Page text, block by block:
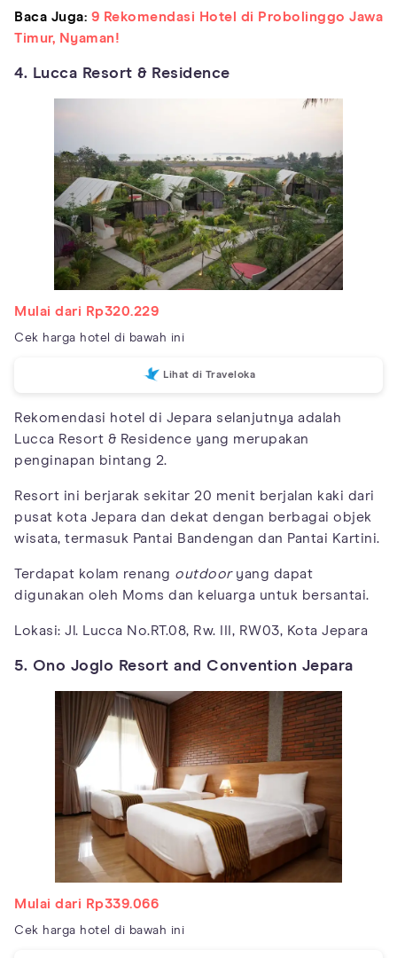
Baca Juga: 9 Rekomendasi Hotel di Probolinggo Jawa
Timur, Nyaman!
4. Lucca Resort & Residence
Mulai dari Rp320.229
Cek harga hotel di bawah ini
Lihat di Traveloka
Rekomendasi hotel di Jepara selanjutnya adalah
Lucca Resort & Residence yang merupakan
penginapan bintang 2.
Resort ini berjarak sekitar 20 menit berjalan kaki dari
pusat kota Jepara dan dekat dengan berbagai objek
wisata, termasuk Pantai Bandengan dan Pantai Kartini.
Terdapat kolam renang outdooryang dapat
digunakan oleh Moms dan keluarga untuk bersantai.
Lokasi: Jl. Lucca No.RT.08, Rw. III, RW03, Kota Jepara
5. Ono Joglo Resort and Convention Jepara
Mulai dari Rp339.066
Cek harga hotel di bawah ini